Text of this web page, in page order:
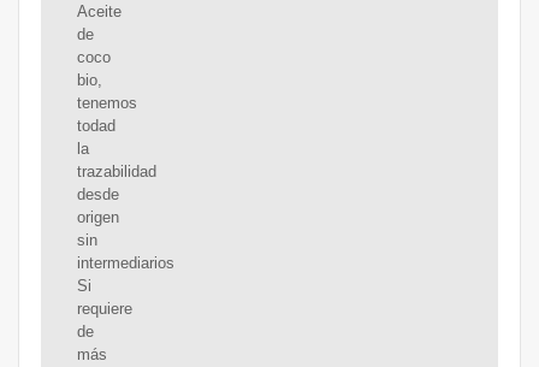
Aceite
de
coco
bio,
tenemos
todad
la
trazabilidad
desde
origen
sin
intermediarios
Si
requiere
de
más